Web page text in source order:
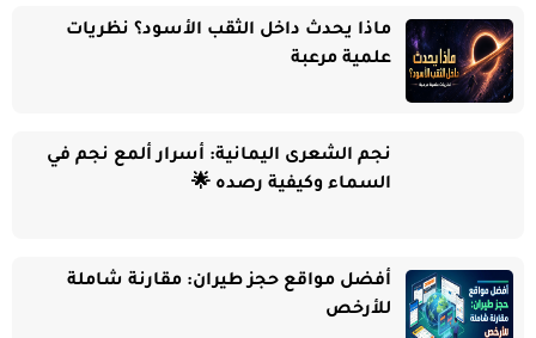
ماذا يحدث داخل الثقب الأسود؟ نظريات
علمية مرعبة
نجم الشعرى اليمانية: أسرار ألمع نجم في
السماء وكيفية رصده 🌟
أفضل مواقع حجز طيران: مقارنة شاملة
للأرخص